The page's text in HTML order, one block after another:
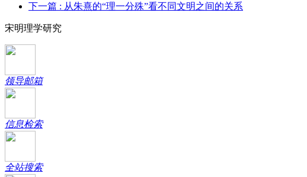
下一篇 : 从朱熹的“理一分殊”看不同文明之间的关系
宋明理学研究
领导邮箱
信息检索
全站搜索